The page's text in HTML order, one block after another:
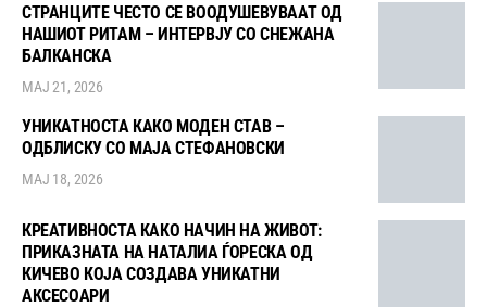
СТРАНЦИТЕ ЧЕСТО СЕ ВООДУШЕВУВААТ ОД
НАШИОТ РИТАМ – ИНТЕРВЈУ СО СНЕЖАНА
БАЛКАНСКА
МАЈ 21, 2026
УНИКАТНОСТА КАКО МОДЕН СТАВ –
ОДБЛИСКУ СО МАЈА СТЕФАНОВСКИ
МАЈ 18, 2026
КРЕАТИВНОСТА КАКО НАЧИН НА ЖИВОТ:
ПРИКАЗНАТА НА НАТАЛИА ЃОРЕСКА ОД
КИЧЕВО КОЈА СОЗДАВА УНИКАТНИ
АКСЕСОАРИ